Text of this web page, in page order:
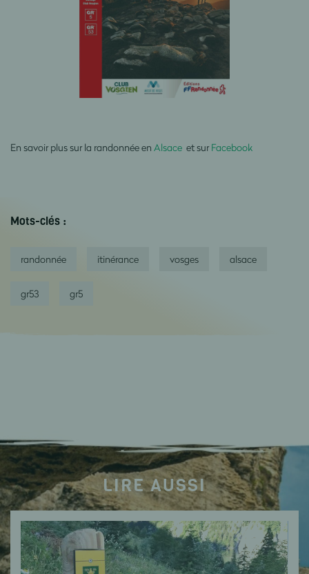
En savoir plus sur la randonnée en Alsace et sur Facebook
Mots-clés :
randonnée itinérance vosges alsace
gr53 gr5
LIRE AUSSI